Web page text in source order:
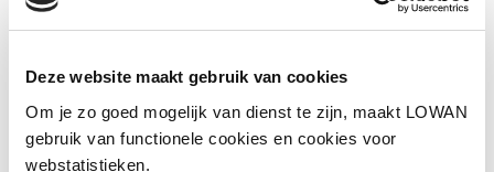
Deze website maakt gebruik van cookies
Om je zo goed mogelijk van dienst te zijn, maakt LOWAN
gebruik van functionele cookies en cookies voor
webstatistieken.
Auteur(s): Hoefnagel
Uitgever: